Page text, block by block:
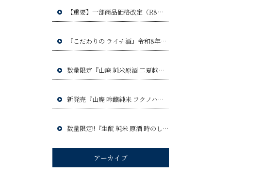
【重要】一部商品価格改定（R8年9月1日）のお知らせ
『こだわりの ライチ酒』令和8年9月17日(木)発売予定!!
数量限定『山廃 純米原酒 二夏越え ひやおろし』令和8年9月3日(木)発売予定!!
新発売『山廃 吟醸純米 フクノハナ』令和8年8月6日(木)発売予定!!
数量限定!!『生酛 純米 原酒 時のしらべ』令和8年8月20日(木)発売予定!!!
アーカイブ